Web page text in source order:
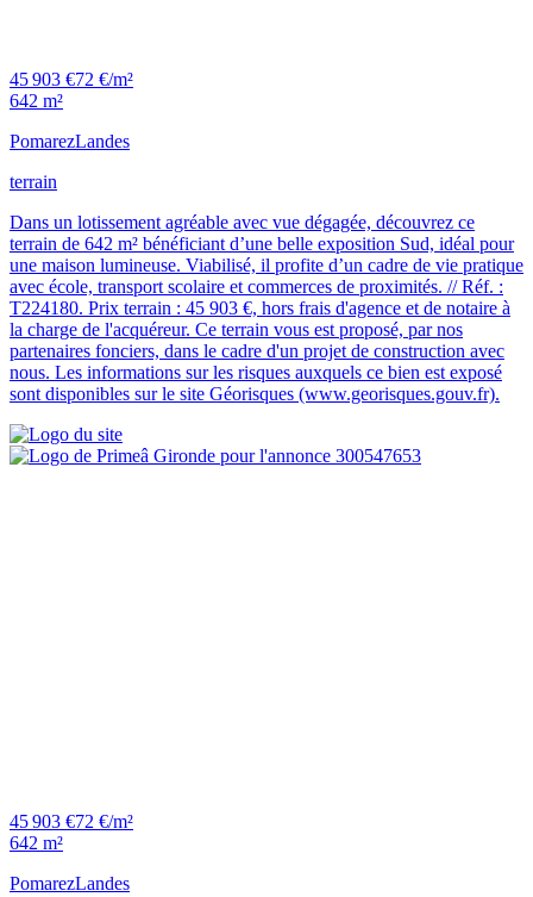
45 903 €72 €/m²
642 m²
PomarezLandes
terrain
Dans un lotissement agréable avec vue dégagée, découvrez ce
terrain de 642 m² bénéficiant d’une belle exposition Sud, idéal pour
une maison lumineuse. Viabilisé, il profite d’un cadre de vie pratique
avec école, transport scolaire et commerces de proximités. // Réf. :
T224180. Prix terrain : 45 903 €, hors frais d'agence et de notaire à
la charge de l'acquéreur. Ce terrain vous est proposé, par nos
partenaires fonciers, dans le cadre d'un projet de construction avec
nous. Les informations sur les risques auxquels ce bien est exposé
sont disponibles sur le site Géorisques (www.georisques.gouv.fr).
45 903 €72 €/m²
642 m²
PomarezLandes